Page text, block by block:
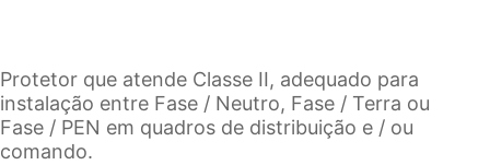
Protetor que atende Classe II, adequado para
instalação entre Fase / Neutro, Fase / Terra ou
Fase / PEN em quadros de distribuição e / ou
comando.